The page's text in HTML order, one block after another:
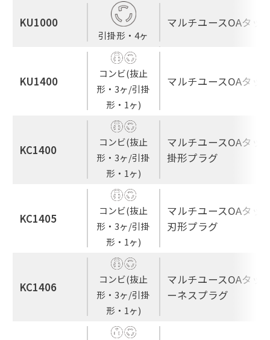
KU1000
引掛形・4ヶ
マルチユースOAタッ
KU1400
コンビ(抜止
形・3ヶ/引掛
形・1ヶ)
マルチユースOAタッ
KC1400
コンビ(抜止
形・3ヶ/引掛
形・1ヶ)
マルチユースOAタッ
掛形プラグ
KC1405
コンビ(抜止
形・3ヶ/引掛
形・1ヶ)
マルチユースOAタッ
刃形プラグ
KC1406
コンビ(抜止
形・3ヶ/引掛
形・1ヶ)
マルチユースOAタッ
ーネスプラグ